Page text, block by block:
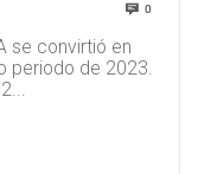
0
se convirtió en
periodo de 2023.